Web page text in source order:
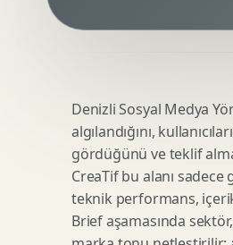
Startup Logo Tasarimi
SEO Denetimi
E Ticaret SEO
Denizli Sosyal Medya
algılandığını,
gördüğünü ve teklif
CreaTif bu alanı
teknik performans,
Brief aşamasında